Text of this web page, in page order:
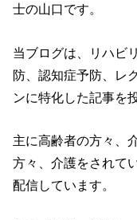
士の山口です。
当ブログは、リハビ
防、認知症予防、レ
ンに特化した記事を
主に高齢者の方々、
方々、介護をされて
配信しています。